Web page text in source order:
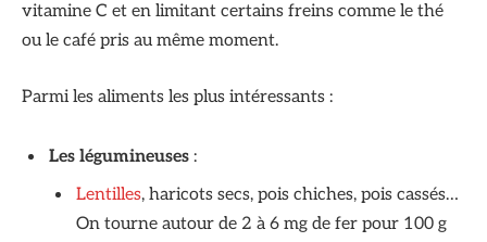
vitamine C et en limitant certains freins comme le thé
ou le café pris au même moment.
Parmi les aliments les plus intéressants :
Les légumineuses :
Lentilles, haricots secs, pois chiches, pois cassés…
On tourne autour de 2 à 6 mg de fer pour 100 g